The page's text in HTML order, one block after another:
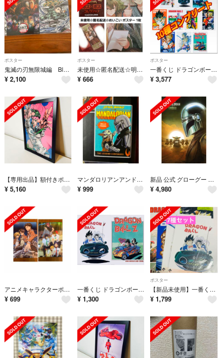
ポスター
鬼滅の刃無限城編 Blu-ray ufotable限定特典 ジャケットサイズ ビジュアルカードポスター
¥ 2,100
ポスター
未使用☆匿名配送☆明治東京恋伽 めいこい ポスポス ポスター/春草＆八雲 1枚
¥ 666
ポスター
一番くじ ドラゴンボール スペクタクルバトル H賞 ポスターコレクション 10種 コンプリート
¥ 3,577
【専用出品】額付きポスター JOJO ジョジョの奇妙な冒険 2枚セット(新品)
¥ 5,160
マンダロリアンアンドグローグー ポスター happyくじ スターウォーズ
¥ 999
新品 公式 グローグー Sunset ポスター 61×91.5cm 海外限定
¥ 4,980
アニメキャラクターポスター18枚セット まとめ売り
¥ 699
一番くじ ドラゴンボール スペクタクルバトル H賞 ポスターコレクション
¥ 1,300
ポスター
【新品未使用】一番くじ ドラゴンボール H賞 ポスターコレクション 7種セット
¥ 1,799